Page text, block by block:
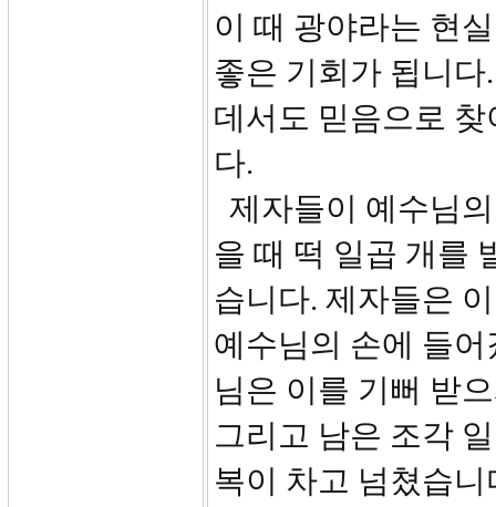
이 때 광야라는 현
좋은 기회가 됩니
데서도 믿음으로
다.
제자들이 예수님
을 때 떡 일곱 개를
습니다. 제자들은
예수님의 손에 들
님은 이를 기뻐 받
그리고 남은 조각
복이 차고 넘쳤습